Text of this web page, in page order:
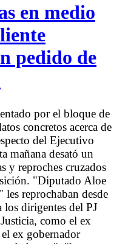
en medio
pedido de
por el bloque de
concretos acerca de
del Ejecutivo
mañana desató un
y reproches cruzados
"Diputado Aloe
reprochaban desde
los dirigentes del PJ
como el ex
ex gobernador